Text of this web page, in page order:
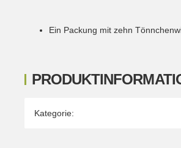
Produkteigenschaft
Wert
Kategorie:
Ein Packung mit zehn